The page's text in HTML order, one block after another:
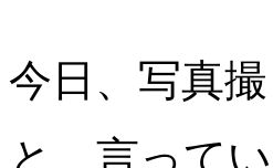
今日、写真撮
と、言って